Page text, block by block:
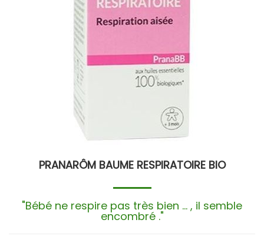
PRANARÔM BAUME RESPIRATOIRE BIO
"Bébé ne respire pas très bien ... , il semble
encombré ."